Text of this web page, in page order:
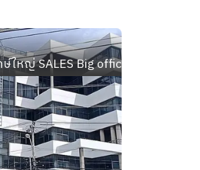
ใหญ่ SALES Big office building